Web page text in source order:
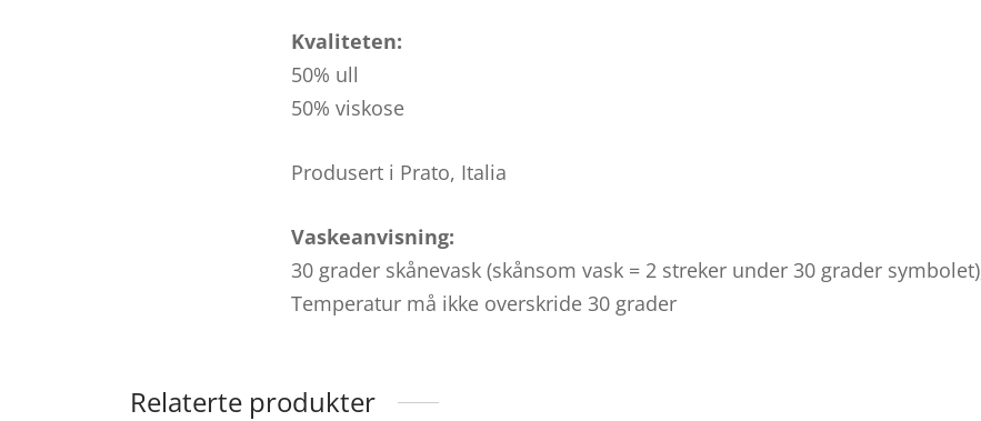
Kvaliteten:
50% ull
50% viskose
Produsert i Prato, Italia
Vaskeanvisning:
30 grader skånevask (skånsom vask = 2 streker under 30 grader
Temperatur må ikke overskride 30 grader
Relaterte produkter